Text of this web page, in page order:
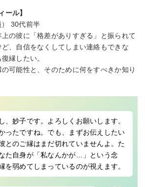
ール】
30代前半
の彼に「格差がありすぎる」と振られて
、自信をなくしてしまい連絡もできな
縁したい。
可能性と、そのために何をすべきか知り
、妙子です。よろしくお願いします。
ったですね。でも、まずお伝えしたい
とのご縁はまだ切れていませんよ。た
た自身が「私なんかが…」という念
を弱めてしまっているのが視えます。